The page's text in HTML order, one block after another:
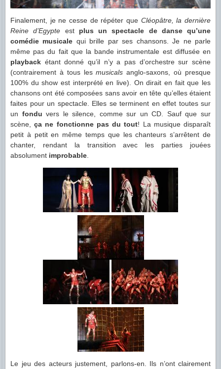
Finalement, je ne cesse de répéter que Cléopâtre, la dernière
Reine d’Egypte est plus un spectacle de danse qu’une
comédie musicale qui brille par ses chansons. Je ne parle
même pas du fait que la bande instrumentale est diffusée en
playback étant donné qu’il n’y a pas d’orchestre sur scène
(contrairement à tous lesmusicals anglo-saxons, où presque
100% du show est interprété en live). On dirait en fait que les
chansons ont été composées sans avoir en tête qu’elles étaient
faites pour un spectacle. Elles se terminent en effet toutes sur
un fondu vers le silence, comme sur un CD. Sauf que sur
scène,ça ne fonctionne pas du tout! La musique disparaît
petit à petit en même temps que les chanteurs s’arrêtent de
chanter, rendant la transition avec les parties jouées
absolument improbable
Le jeu des acteurs justement, parlons-en. Ils n’ont clairement